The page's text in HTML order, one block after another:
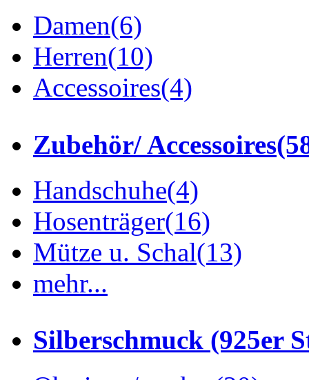
Damen(6)
Herren(10)
Accessoires(4)
Zubehör/ Accessoires
Handschuhe(4)
Hosenträger(16)
Mütze u. Schal(13)
mehr...
Silberschmuck (925er